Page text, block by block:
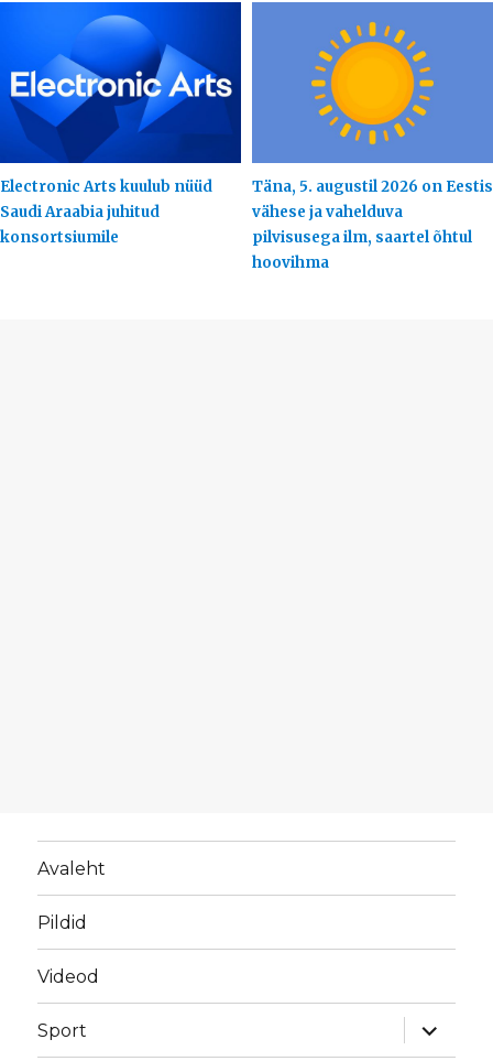
Electronic Arts kuulub nüüd
Saudi Araabia juhitud
konsortsiumile
Täna, 5. augustil 2026 on Eestis
vähese ja vahelduva
pilvisusega ilm, saartel õhtul
hoovihma
Avaleht
Pildid
Videod
Sport
laienda